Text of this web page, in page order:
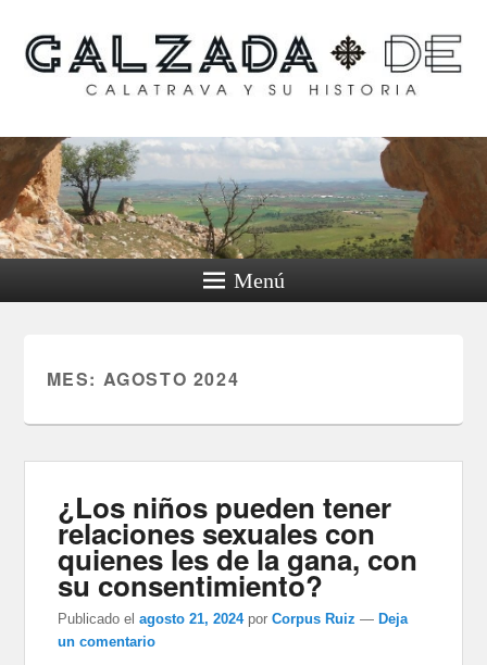
Calzada de Calatrava y
su historia
Menú
MES: AGOSTO 2024
¿Los niños pueden tener
relaciones sexuales con
quienes les de la gana, con
su consentimiento?
Publicado el agosto 21, 2024 porCorpus Ruiz — Deja
un comentario